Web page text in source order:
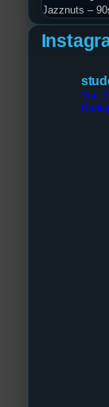
Jazznuts –
Uni
Lust auf eine
Von